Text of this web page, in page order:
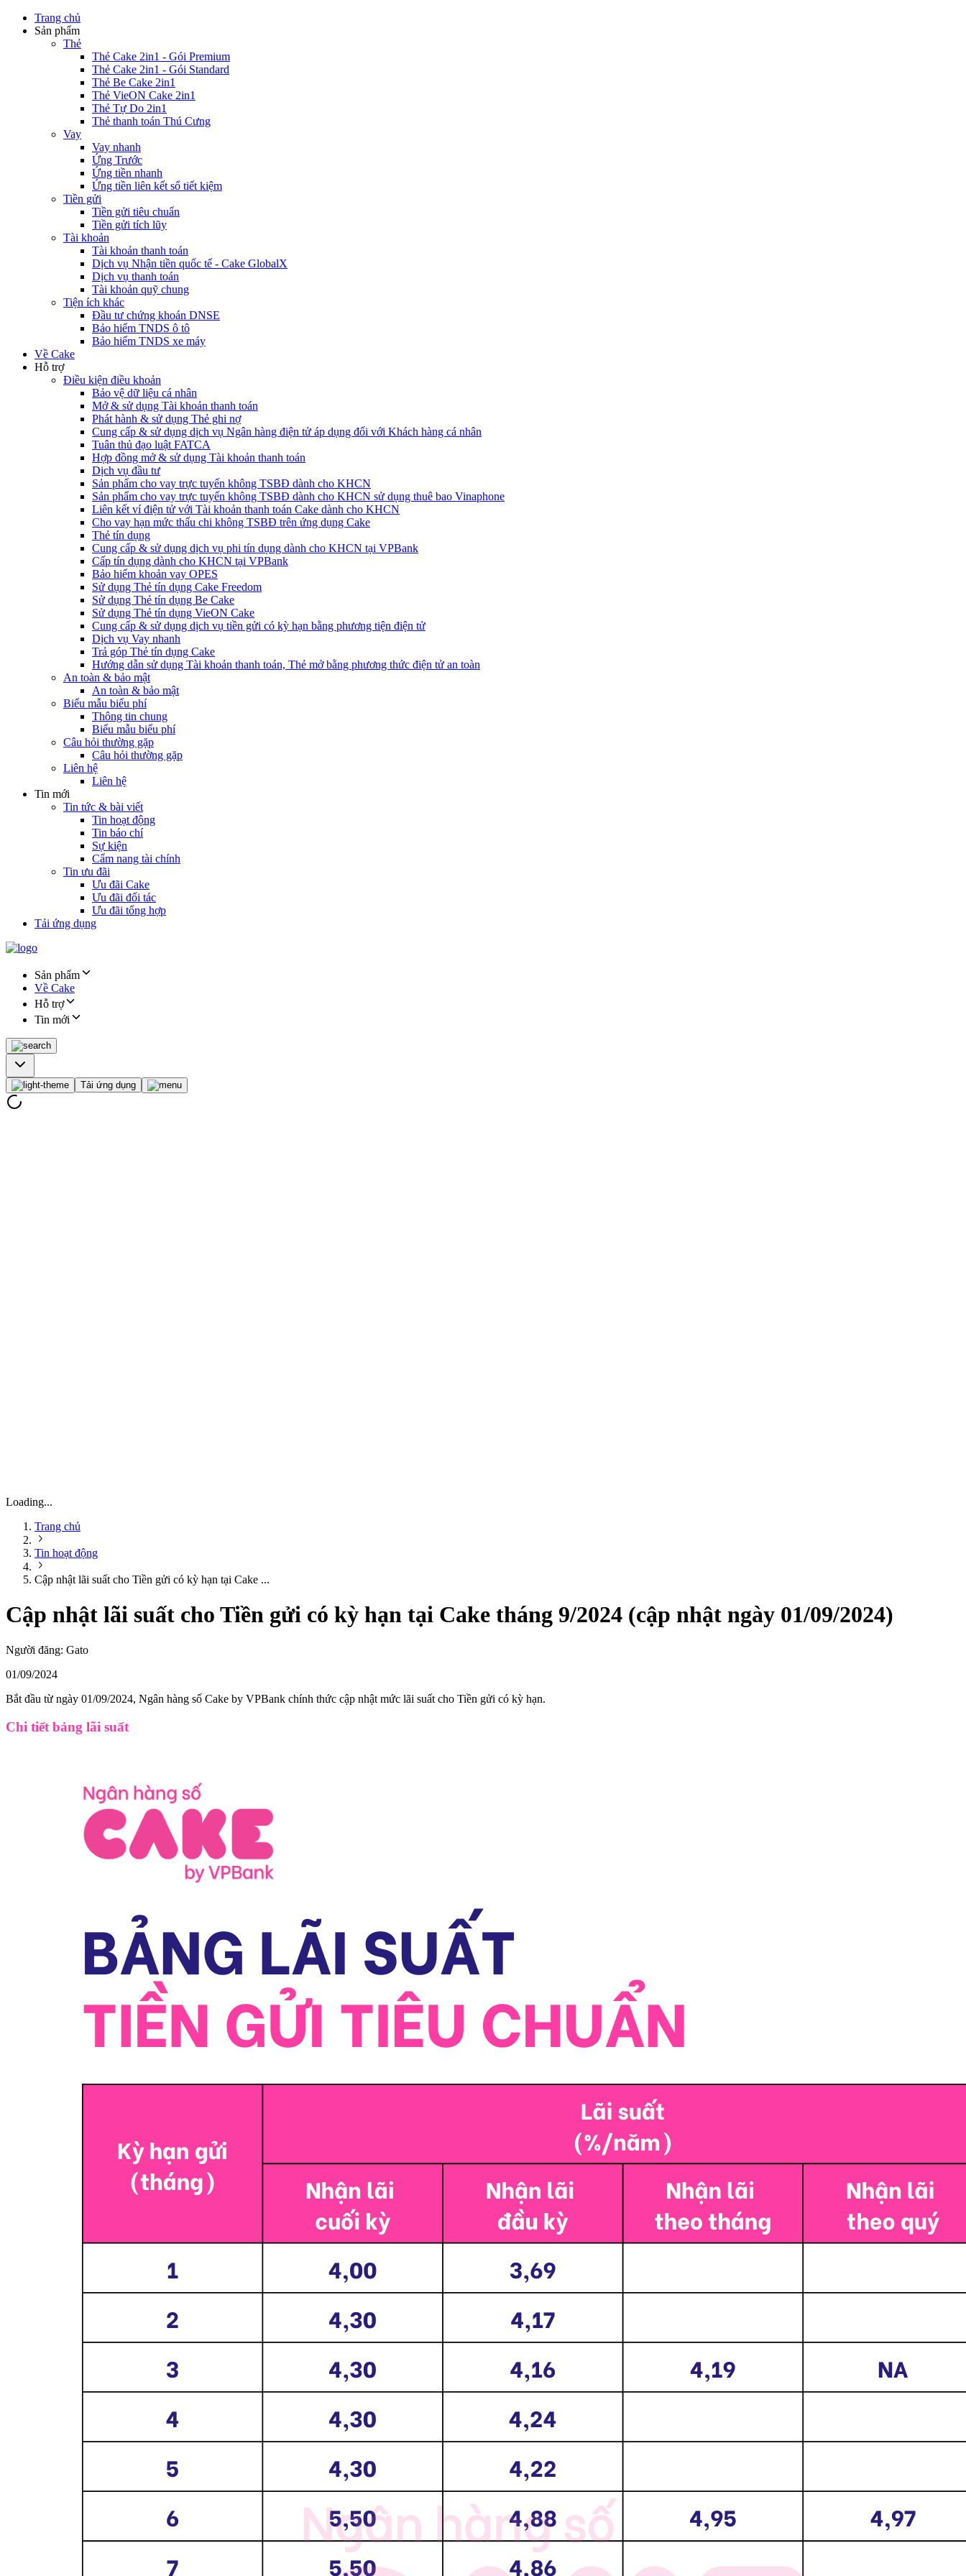
Trang chủ
Sản phẩm
Thẻ
Thẻ Cake 2in1 - Gói Premium
Thẻ Cake 2in1 - Gói Standard
Thẻ Be Cake 2in1
Thẻ VieON Cake 2in1
Thẻ Tự Do 2in1
Thẻ thanh toán Thú Cưng
Vay
Vay nhanh
Ứng Trước
Ứng tiền nhanh
Ứng tiền liên kết sổ tiết kiệm
Tiền gửi
Tiền gửi tiêu chuẩn
Tiền gửi tích lũy
Tài khoản
Tài khoản thanh toán
Dịch vụ Nhận tiền quốc tế - Cake GlobalX
Dịch vụ thanh toán
Tài khoản quỹ chung
Tiện ích khác
Đầu tư chứng khoán DNSE
Bảo hiểm TNDS ô tô
Bảo hiểm TNDS xe máy
Về Cake
Hỗ trợ
Điều kiện điều khoản
Bảo vệ dữ liệu cá nhân
Mở & sử dụng Tài khoản thanh toán
Phát hành & sử dụng Thẻ ghi nợ
Cung cấp & sử dụng dịch vụ Ngân hàng điện tử áp dụng đối với Khách hàng cá nhân
Tuân thủ đạo luật FATCA
Hợp đồng mở & sử dụng Tài khoản thanh toán
Dịch vụ đầu tư
Sản phẩm cho vay trực tuyến không TSBĐ dành cho KHCN
Sản phẩm cho vay trực tuyến không TSBĐ dành cho KHCN sử dụng thuê bao Vinaphone
Liên kết ví điện tử với Tài khoản thanh toán Cake dành cho KHCN
Cho vay hạn mức thấu chi không TSBĐ trên ứng dụng Cake
Thẻ tín dụng
Cung cấp & sử dụng dịch vụ phi tín dụng dành cho KHCN tại VPBank
Cấp tín dụng dành cho KHCN tại VPBank
Bảo hiểm khoản vay OPES
Sử dụng Thẻ tín dụng Cake Freedom
Sử dụng Thẻ tín dụng Be Cake
Sử dụng Thẻ tín dụng VieON Cake
Cung cấp & sử dụng dịch vụ tiền gửi có kỳ hạn bằng phương tiện điện tử
Dịch vụ Vay nhanh
Trả góp Thẻ tín dụng Cake
Hướng dẫn sử dụng Tài khoản thanh toán, Thẻ mở bằng phương thức điện tử an toàn
An toàn & bảo mật
An toàn & bảo mật
Biểu mẫu biểu phí
Thông tin chung
Biểu mẫu biểu phí
Câu hỏi thường gặp
Câu hỏi thường gặp
Liên hệ
Liên hệ
Tin mới
Tin tức & bài viết
Tin hoạt động
Tin báo chí
Sự kiện
Cẩm nang tài chính
Tin ưu đãi
Ưu đãi Cake
Ưu đãi đối tác
Ưu đãi tổng hợp
Tải ứng dụng
Sản phẩm
Về Cake
Hỗ trợ
Tin mới
Tải ứng dụng
Loading...
Trang chủ
Tin hoạt động
Cập nhật lãi suất cho Tiền gửi có kỳ hạn tại Cake ...
Cập nhật lãi suất cho Tiền gửi có kỳ hạn tại Cake tháng 9/2024 (cập nhật ngày 01/09/2024)
Người đăng: Gato
01/09/2024
Bắt đầu từ ngày 01/09/2024, Ngân hàng số Cake by VPBank chính thức cập nhật mức lãi suất cho Tiền gửi có kỳ hạn.
Chi tiết bảng lãi suất